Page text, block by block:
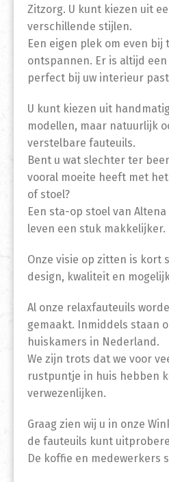
Zitzorg. U kunt kiezen uit
verschillende stijlen.
Een eigen plek om even bij
ontspannen. Er is altijd
perfect bij uw interieur
U kunt kiezen uit
modellen, maar natuurlijk
verstelbare fauteuils.
Bent u wat slechter ter
vooral moeite heeft met
of stoel?
Een sta-op stoel van
leven een stuk makkelijker.
Onze visie op zitten is kort
design, kwaliteit en
Al onze relaxfauteuils
gemaakt. Inmiddels staan
huiskamers in Nederland.
We zijn trots dat we voor
rustpuntje in huis hebben
verwezenlijken.
Graag zien wij u in onze
de fauteuils kunt
De koffie en medewerkers